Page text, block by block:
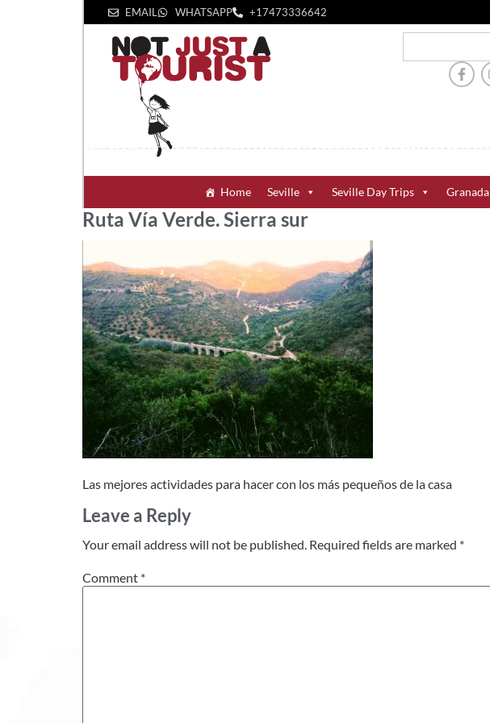
EMAIL WHATSAPP +1‪7473336642‬
Home Seville Seville Day Trips Granada
Ruta Vía Verde. Sierra sur
Las mejores actividades para hacer con los más pequeños de la casa
Leave a Reply
Your email address will not be published. Required fields are marked *
Comment *